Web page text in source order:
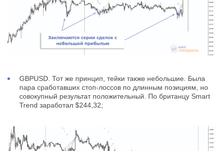
GBPUSD. Тот же принцип, тейки также небольшие. Была
пара сработавших стоп-лоссов по длинным позициям, но
совокупный результат положительный. По британцу Smart
Trend заработал $244,32;